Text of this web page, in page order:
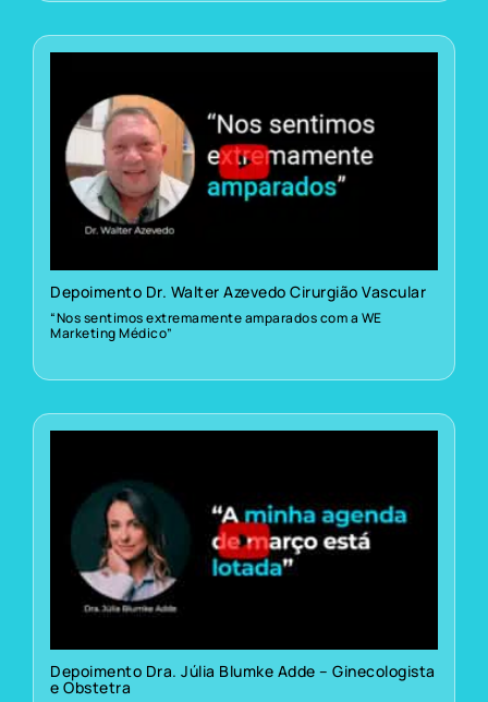
Depoimento Dr. Walter Azevedo Cirurgião Vascular
“Nos sentimos extremamente amparados com a WE
Marketing Médico”
Depoimento Dra. Júlia Blumke Adde – Ginecologista
e Obstetra